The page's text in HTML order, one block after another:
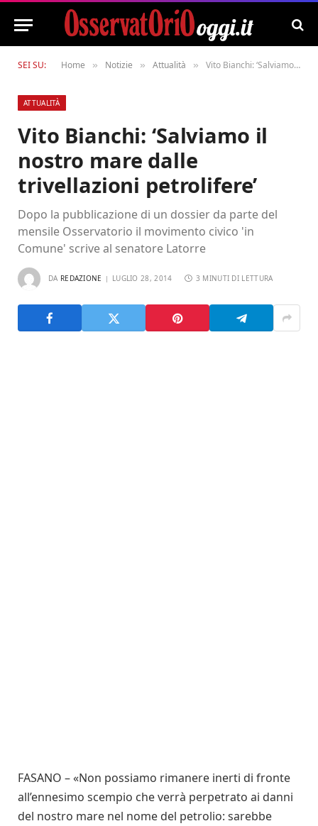
SEI SU: Home » Notizie » Attualità » Vito Bianchi: ‘Salviamo il nostro mare dalle trivellazioni petrolifere’
ATTUALITÀ
Vito Bianchi: ‘Salviamo il
nostro mare dalle
trivellazioni petrolifere’
Dopo la pubblicazione di un dossier da parte del
mensile Osservatorio il movimento civico 'in
Comune' scrive al senatore Latorre
DA REDAZIONE LUGLIO 28, 2014 3 MINUTI DI LETTURA
FASANO – «Non possiamo rimanere inerti di fronte
all’ennesimo scempio che verrà perpetrato ai danni
del nostro mare nel nome del petrolio: sarebbe